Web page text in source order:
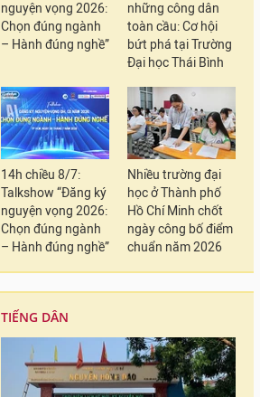
nguyện vọng 2026:
Chọn đúng ngành
– Hành đúng nghề”
những công dân
toàn cầu: Cơ hội
bứt phá tại Trường
Đại học Thái Bình
14h chiều 8/7:
Talkshow “Đăng ký
nguyện vọng 2026:
Chọn đúng ngành
– Hành đúng nghề”
Nhiều trường đại
học ở Thành phố
Hồ Chí Minh chốt
ngày công bố điểm
chuẩn năm 2026
TIẾNG DÂN